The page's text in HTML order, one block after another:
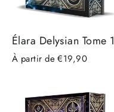
Élara Delysian Tome 1
À partir de €19,90